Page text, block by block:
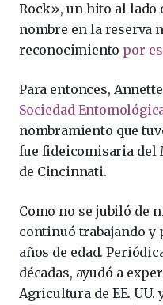
Rock», un hito al lado
nombre en la reserva
reconocimiento por
Para entonces,
Sociedad
nombramiento que
fue fideicomisaria del
de Cincinnati.
Como no se jubiló de
continuó trabajando y
años de edad.
décadas, ayudó a
Agricultura de EE. UU.